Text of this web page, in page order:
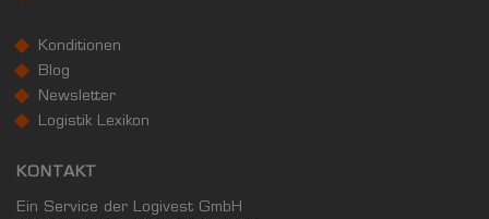
Konditionen
Blog
Newsletter
Logistik Lexikon
KONTAKT
Ein Service der Logivest GmbH